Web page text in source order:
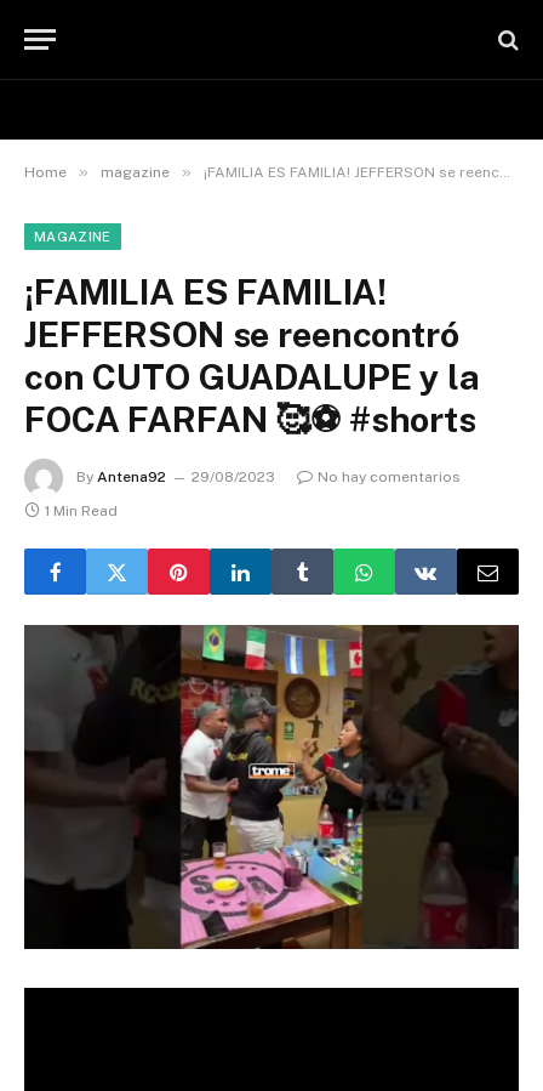
Home » magazine » ¡FAMILIA ES FAMILIA! JEFFERSON se reencontró con CUTO GUADALUPE y la FOCA FARFAN 🥰⚽ #shorts
MAGAZINE
¡FAMILIA ES FAMILIA!
JEFFERSON se reencontró
con CUTO GUADALUPE y la
FOCA FARFAN 🥰⚽ #shorts
By Antena92 29/08/2023
No hay comentarios
1 Min Read